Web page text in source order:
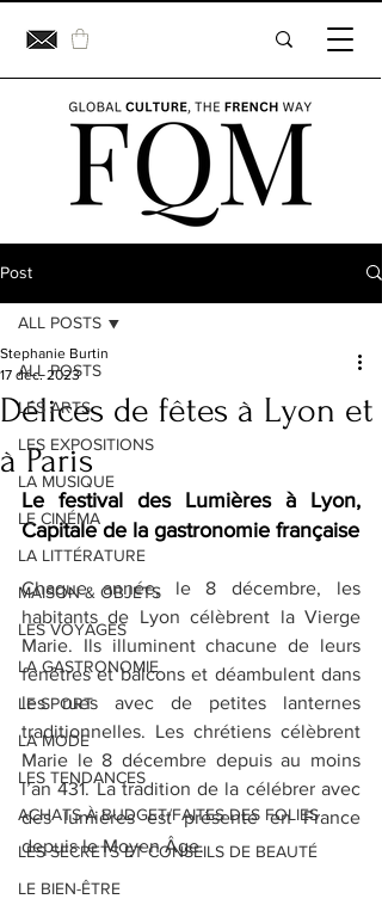
Post
ALL POSTS
LES ARTS
LES EXPOSITIONS
LA MUSIQUE
LE CINÉMA
LA LITTÉRATURE
MAISON & OBJETS
LES VOYAGES
LA GASTRONOMIE
LE SPORT
LA MODE
LES TENDANCES
ACHATS À BUDGET/FAITES DES FOLIES
LES SECRETS ET CONSEILS DE BEAUTÉ
LE BIEN-ÊTRE
ALL POSTS
Délices de fêtes à Lyon et
à Paris
Stephanie Burtin
17 déc. 2023
Le festival des Lumières à Lyon,
Capitale de la gastronomie française
Chaque année, le 8 décembre, les
habitants de Lyon célèbrent la Vierge
Marie. Ils illuminent chacune de leurs
fenêtres et balcons et déambulent dans
les rues avec de petites lanternes
traditionnelles. Les chrétiens célèbrent
Marie le 8 décembre depuis au moins
l’an 431. La tradition de la célébrer avec
des lumières est présente en France
depuis le Moyen Âge.